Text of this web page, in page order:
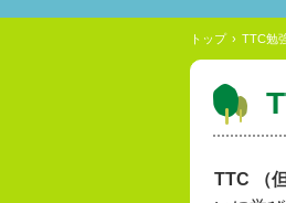
トップ › TTC勉
TTC （